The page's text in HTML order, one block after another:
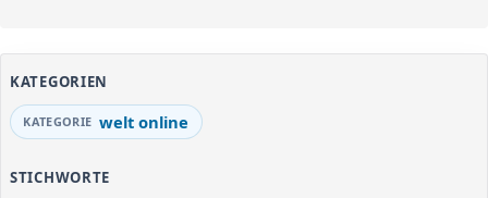
KATEGORIEN
welt online
STICHWORTE